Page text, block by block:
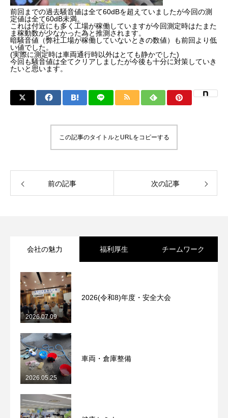
前回までの過去騒音値は全て60dBを超えていましたが今回の測
定値は全て60dB未満。
これは付近にも多く工場が稼働していますが今回測定時はたまた
ま稼動数が少なかった為と推測されます。
暗騒音値（弊社工場が稼働していないときの数値）も前回より低
い値でした。
(実際に測定時は車両通行時以外はとても静かでした)
今回も騒音値は全てクリアしましたが今後も十分に対策していき
たいと思います。
この記事のタイトルとURLをコピーする
前の記事 次の記事
会社の魅力 福利厚生 チームワーク
2026(令和8)年度・安全大会
2026.07.09
車両・倉庫整備
2026.05.25